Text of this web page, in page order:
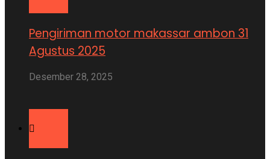
Pengiriman motor makassar ambon 31
Agustus 2025
Desember 28, 2025